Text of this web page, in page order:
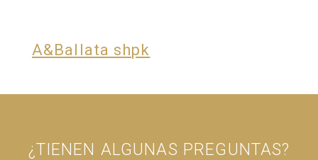
A&Ballata shpk
¿TIENEN ALGUNAS PREGUNTAS?